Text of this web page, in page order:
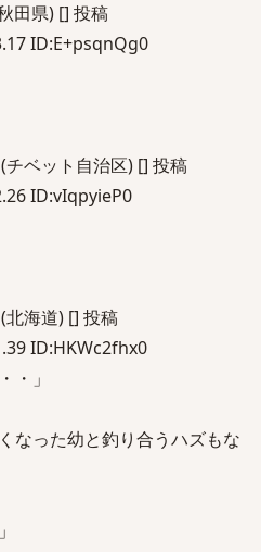
田県) [] 投稿
ID:E+psqnQg0
ベット自治区) [] 投稿
ID:vIqpyieP0
北海道) [] 投稿
ID:HKWc2fhx0
・」
なった幼と釣り合うハズもな